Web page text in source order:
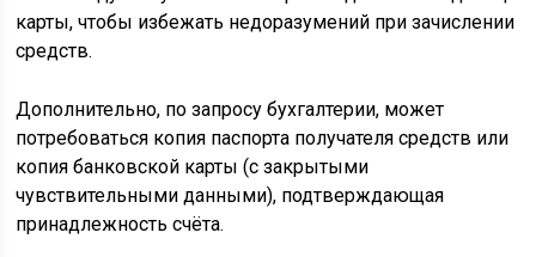
карты, чтобы избежать недоразумений при зачислении
средств.
Дополнительно, по запросу бухгалтерии, может
потребоваться копия паспорта получателя средств или
копия банковской карты (с закрытыми
чувствительными данными), подтверждающая
принадлежность счёта.